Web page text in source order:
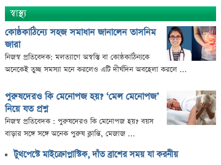
স্বাস্থ্য
কোষ্ঠকাঠিন্যে সহজ সমাধান জানালেন তাসনিম
জারা
নিজস্ব প্রতিবেদক: মলত্যাগে অস্বস্তি বা কোষ্ঠকাঠিন্যকে
অনেকেই তুচ্ছ সমস্যা মনে করলেও এটি দীর্ঘদিন অবহেলা করলে ...
পুরুষদেরও কি মেনোপজ হয়? ‘মেল মেনোপজ’
নিয়ে যত প্রশ্ন
নিজস্ব প্রতিবেদক : পুরুষদেরও কি মেনোপজ হয়? বয়স
বাড়ার সঙ্গে সঙ্গে অনেক পুরুষ ক্লান্তি, মেজাজ ...
টুথপেস্টে মাইক্রোপ্লাস্টিক, দাঁত ব্রাশের সময় যা করনীয়